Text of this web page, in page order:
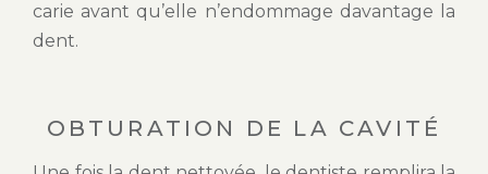
carie avant qu’elle n’endommage davantage la
dent.
OBTURATION DE LA CAVITÉ